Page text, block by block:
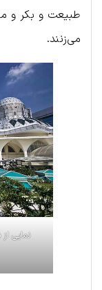
طبیعت و بکر و
می‌زنند.
نمایی